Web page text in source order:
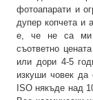
фотоапарати и
дупер копчета и
е, че не са ми
съответно
или дори 4-5
изкуши човек
ISO някъде над